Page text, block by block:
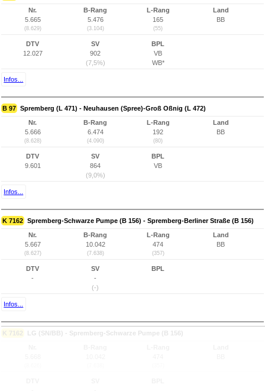
Nr.
5.665
(8.629)
B-Rang
5.476
(3.104)
L-Rang
165
(55)
Land
BB
DTV
12.027
SV
902
(7,5%)
BPL
VB
WB*
Infos...
B 97 Spremberg (L 471) - Neuhausen (Spree)-Groß Oßnig (L 472)
Nr.
5.666
(8.628)
B-Rang
6.474
(4.090)
L-Rang
192
(80)
Land
BB
DTV
9.601
SV
864
(9,0%)
BPL
VB
Infos...
K 7162 Spremberg-Schwarze Pumpe (B 156) - Spremberg-Berliner Straße (B 156)
Nr.
5.667
(8.627)
B-Rang
10.042
(7.638)
L-Rang
474
(357)
Land
BB
DTV
-
SV
-
(-)
BPL
Infos...
K 7162 LG (SN/BB) - Spremberg-Schwarze Pumpe (B 156)